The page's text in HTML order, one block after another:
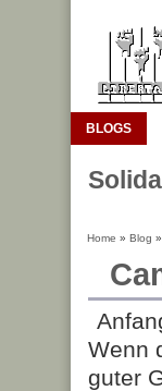
BLOGS
Home » Blog »
Wenn
guter